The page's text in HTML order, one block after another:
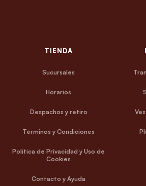
TIENDA
Sucursales
Horarios
Despachos y retiro
Términos y Condiciones
Política de Privacidad y Uso de
Cookies
Contacto y Ayuda